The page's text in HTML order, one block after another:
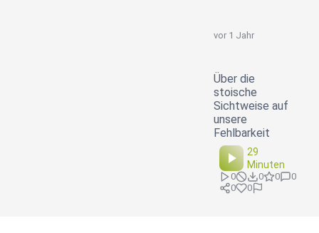
vor 1 Jahr
Über die
stoische
Sichtweise auf
unsere
Fehlbarkeit
29
Minuten
0 0 0
0
0
0